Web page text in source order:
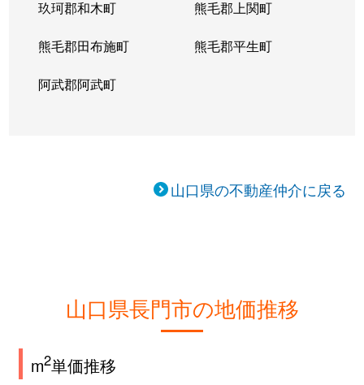
玖珂郡和木町 熊毛郡上関町
熊毛郡田布施町 熊毛郡平生町
阿武郡阿武町
山口県の不動産仲介に戻る
山口県長門市の地価推移
m2単価推移